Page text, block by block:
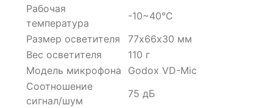
Рабочая
температура
-10~40°C
Размер осветителя
77х66х30 мм
Вес осветителя
110 г
Модель микрофона
Godox VD-Mic
Соотношение
сигнал/шум
75 дБ